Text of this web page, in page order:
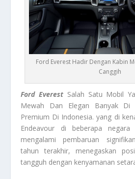
Ford Everest Hadir Dengan Kabin
Canggih
Ford Everest Salah Satu Mobil
Mewah Dan Elegan Banyak Di
Premium Di Indonesia. yang di
Endeavour di beberapa
mengalami pembaruan
tahun terakhir, menegaskan
tangguh dengan kenyamanan